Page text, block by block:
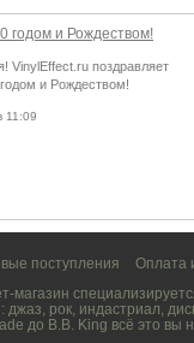
годом и Рождеством!
VinylEffect.ru поздравляет
и Рождеством!
11:09
поступления Оплата
магазин
джаз, рок, индастриал,
до B.B. King всё это вы